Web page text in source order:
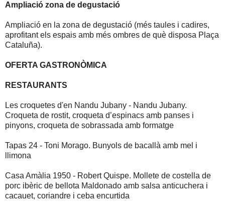
Ampliació zona de degustació
Ampliació en la zona de degustació (més taules i cadires,
aprofitant els espais amb més ombres de què disposa Plaça
Cataluña).
OFERTA GASTRONÒMICA
RESTAURANTS
Les croquetes d'en Nandu Jubany - Nandu Jubany.
Croqueta de rostit, croqueta d’espinacs amb panses i
pinyons, croqueta de sobrassada amb formatge
Tapas 24 - Toni Morago. Bunyols de bacallà amb mel i
llimona
Casa Amàlia 1950 - Robert Quispe. Mollete de costella de
porc ibèric de bellota Maldonado amb salsa anticuchera i
cacauet, coriandre i ceba encurtida